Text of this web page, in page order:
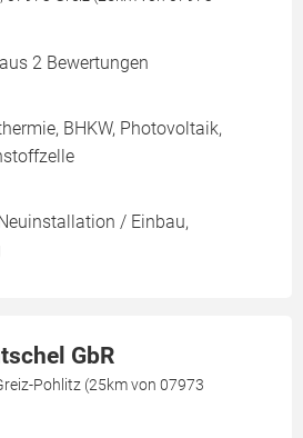
2 Bewertungen
BHKW, Photovoltaik,
/ Einbau,
GbR
Pohlitz (25km von 07973